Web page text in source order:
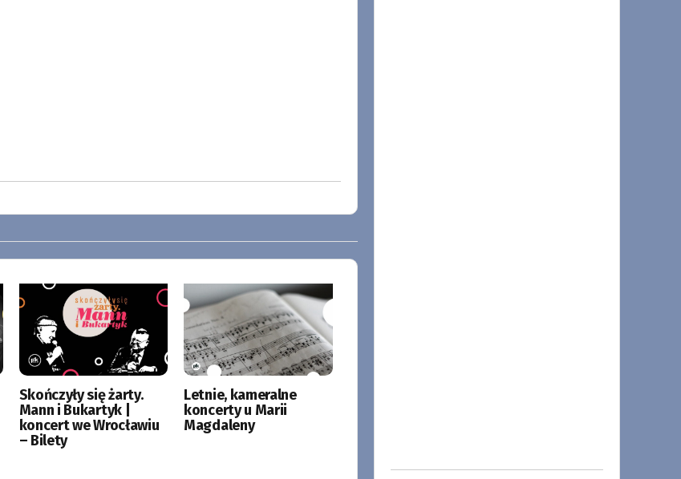
Skończyły się żarty.
Mann i Bukartyk |
koncert we Wrocławiu
– Bilety
Letnie, kameralne
koncerty u Marii
Magdaleny